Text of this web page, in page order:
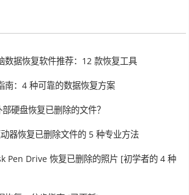
数据恢复软件推荐：12 款恢复工具
南：4 种可靠的数据恢复方案
硬盘恢复已删除的文件？
器恢复已删除文件的 5 种专业方法
Pen Drive 恢复已删除的照片 [初学者的 4 种